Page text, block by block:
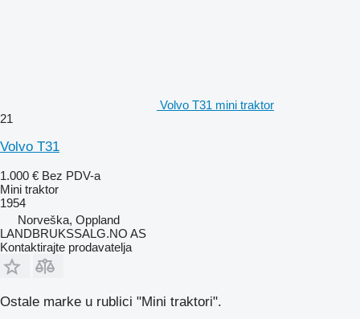
Volvo T31 mini traktor
21
Volvo T31
1.000 € Bez PDV-a
Mini traktor
1954
Norveška, Oppland
LANDBRUKSSALG.NO AS
Kontaktirajte prodavatelja
Ostale marke u rublici "Mini traktori".